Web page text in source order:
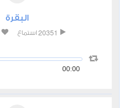
البقرة
20351 استماع
00:00